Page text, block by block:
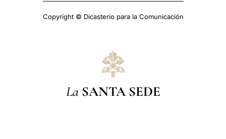
Copyright © Dicasterio para la Comunicación
La SANTA SEDE